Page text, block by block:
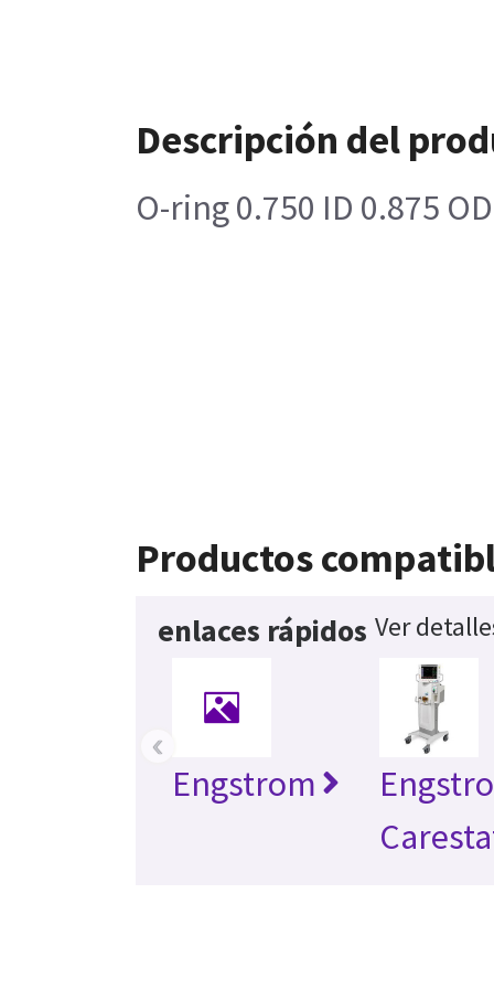
Descripción del
O-ring 0.750 ID 0.875
Productos
enlaces rápidos Ver
Engstrom
‹